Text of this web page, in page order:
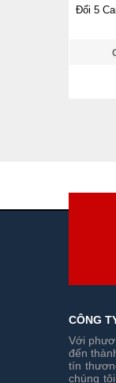
Đổi 5
CÔNG
Với
đến
tín
chúng